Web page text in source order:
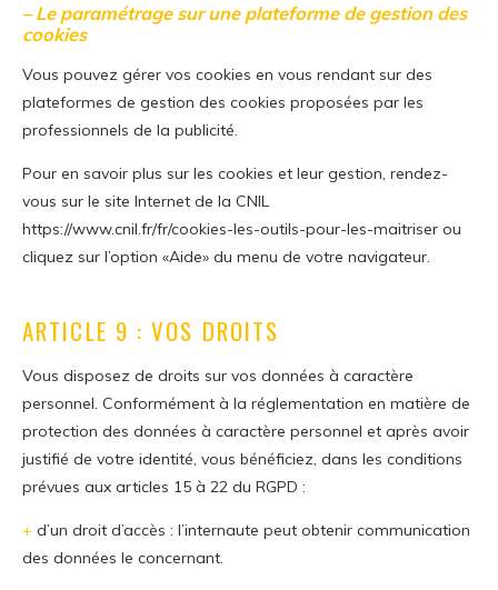
– Le paramétrage sur une plateforme de gestion des
cookies
Vous pouvez gérer vos cookies en vous rendant sur des
plateformes de gestion des cookies proposées par les
professionnels de la publicité.
Pour en savoir plus sur les cookies et leur gestion, rendez-
vous sur le site Internet de la CNIL
https://www.cnil.fr/fr/cookies-les-outils-pour-les-maitriser ou
cliquez sur l’option «Aide» du menu de votre navigateur.
ARTICLE 9 : VOS DROITS
Vous disposez de droits sur vos données à caractère
personnel. Conformément à la réglementation en matière de
protection des données à caractère personnel et après avoir
justifié de votre identité, vous bénéficiez, dans les conditions
prévues aux articles 15 à 22 du RGPD :
+ d’un droit d’accès : l’internaute peut obtenir communication
des données le concernant.